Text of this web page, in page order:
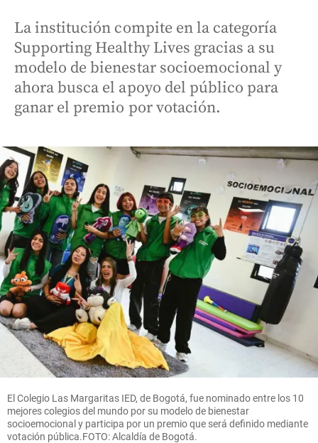
La institución compite en la categoría
Supporting Healthy Lives gracias a su
modelo de bienestar socioemocional y
ahora busca el apoyo del público para
ganar el premio por votación.
El Colegio Las Margaritas IED, de Bogotá, fue nominado entre los 10
mejores colegios del mundo por su modelo de bienestar
socioemocional y participa por un premio que será definido mediante
votación pública.FOTO: Alcaldía de Bogotá.